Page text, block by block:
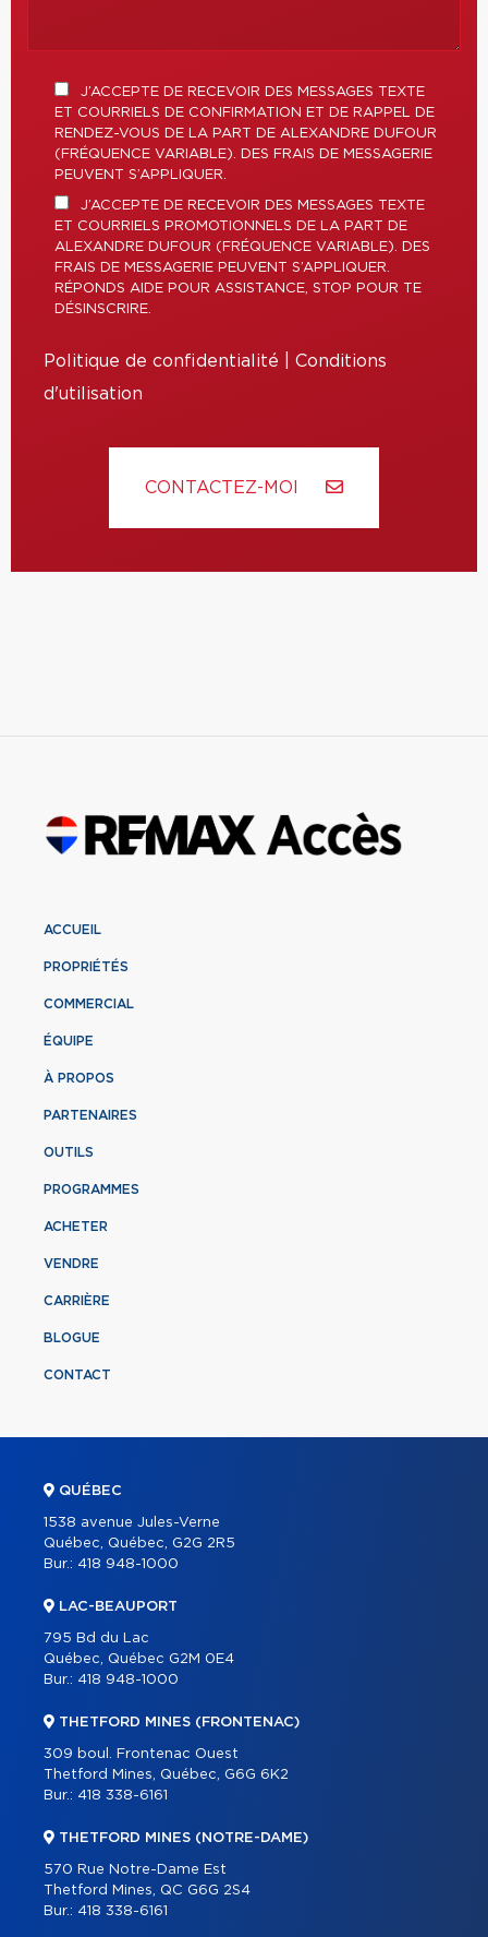
J’ACCEPTE DE RECEVOIR DES MESSAGES TEXTE
ET COURRIELS DE CONFIRMATION ET DE RAPPEL DE
RENDEZ-VOUS DE LA PART DE ALEXANDRE DUFOUR
(FRÉQUENCE VARIABLE). DES FRAIS DE MESSAGERIE
PEUVENT S’APPLIQUER.
J’ACCEPTE DE RECEVOIR DES MESSAGES TEXTE
ET COURRIELS PROMOTIONNELS DE LA PART DE
ALEXANDRE DUFOUR (FRÉQUENCE VARIABLE). DES
FRAIS DE MESSAGERIE PEUVENT S’APPLIQUER.
RÉPONDS AIDE POUR ASSISTANCE, STOP POUR TE
DÉSINSCRIRE.
Politique de confidentialité
Conditions
d'utilisation
CONTACTEZ-MOI
ACCUEIL
PROPRIÉTÉS
COMMERCIAL
ÉQUIPE
À PROPOS
PARTENAIRES
OUTILS
PROGRAMMES
ACHETER
VENDRE
CARRIÈRE
BLOGUE
CONTACT
QUÉBEC
1538 avenue Jules-Verne
Québec, Québec, G2G 2R5
Bur.: 418 948-1000
LAC-BEAUPORT
795 Bd du Lac
Québec, Québec G2M 0E4
Bur.: 418 948-1000
THETFORD MINES (FRONTENAC)
309 boul. Frontenac Ouest
Thetford Mines, Québec, G6G 6K2
Bur.: 418 338-6161
THETFORD MINES (NOTRE-DAME)
570 Rue Notre-Dame Est
Thetford Mines, QC G6G 2S4
Bur.: 418 338-6161